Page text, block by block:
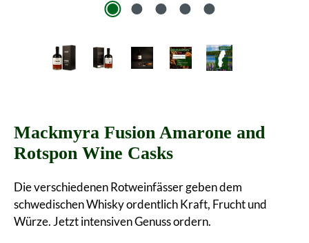
Mackmyra Fusion Amarone and
Rotspon Wine Casks
Die verschiedenen Rotweinfässer geben dem
schwedischen Whisky ordentlich Kraft, Frucht und
Würze. Jetzt intensiven Genuss ordern.